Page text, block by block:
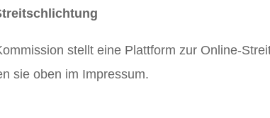
stellt eine Plattform zur Online-
sie oben im Impressum.